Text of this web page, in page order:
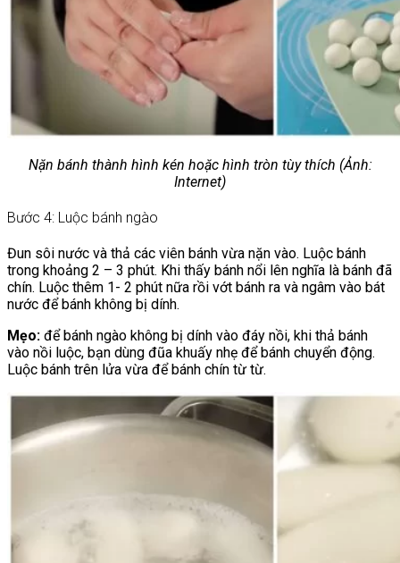
Nặn bánh thành hình kén hoặc hình tròn tùy thích (Ảnh:
Internet)
Bước 4: Luộc bánh ngào
Đun sôi nước và thả các viên bánh vừa nặn vào. Luộc bánh
trong khoảng 2 – 3 phút. Khi thấy bánh nổi lên nghĩa là bánh đã
chín. Luộc thêm 1- 2 phút nữa rồi vớt bánh ra và ngâm vào bát
nước để bánh không bị dính.
Mẹo: để bánh ngào không bị dính vào đáy nồi, khi thả bánh
vào nồi luộc, bạn dùng đũa khuấy nhẹ để bánh chuyển động.
Luộc bánh trên lửa vừa để bánh chín từ từ.